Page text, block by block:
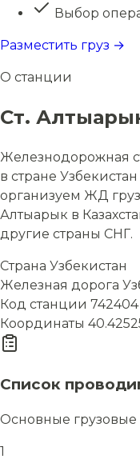
Выбор
Разместить груз →
О станции
Ст.
Железнодорожная
в стране
организуем ЖД
Алтыарык в
другие страны СНГ.
Страна Узбекистан
Железная дорога
Код станции 742404
Координаты
Список
Основные грузовые
1